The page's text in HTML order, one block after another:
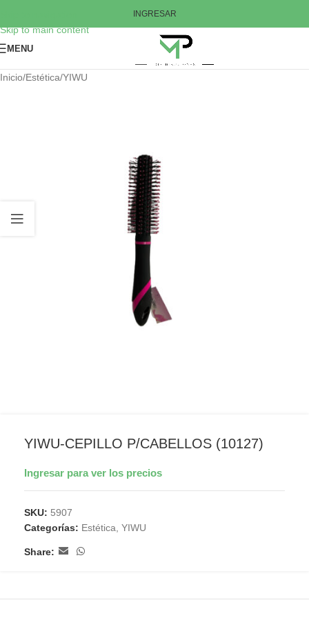
Skip to main content
INGRESAR
MENU
Inicio/Estética/YIWU
YIWU-CEPILLO P/CABELLOS (10127)
Ingresar para ver los precios
SKU: 5907
Categorías: Estética YIWU
Share: